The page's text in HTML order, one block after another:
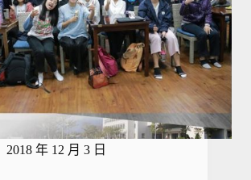
2018 年 12 月 3 日